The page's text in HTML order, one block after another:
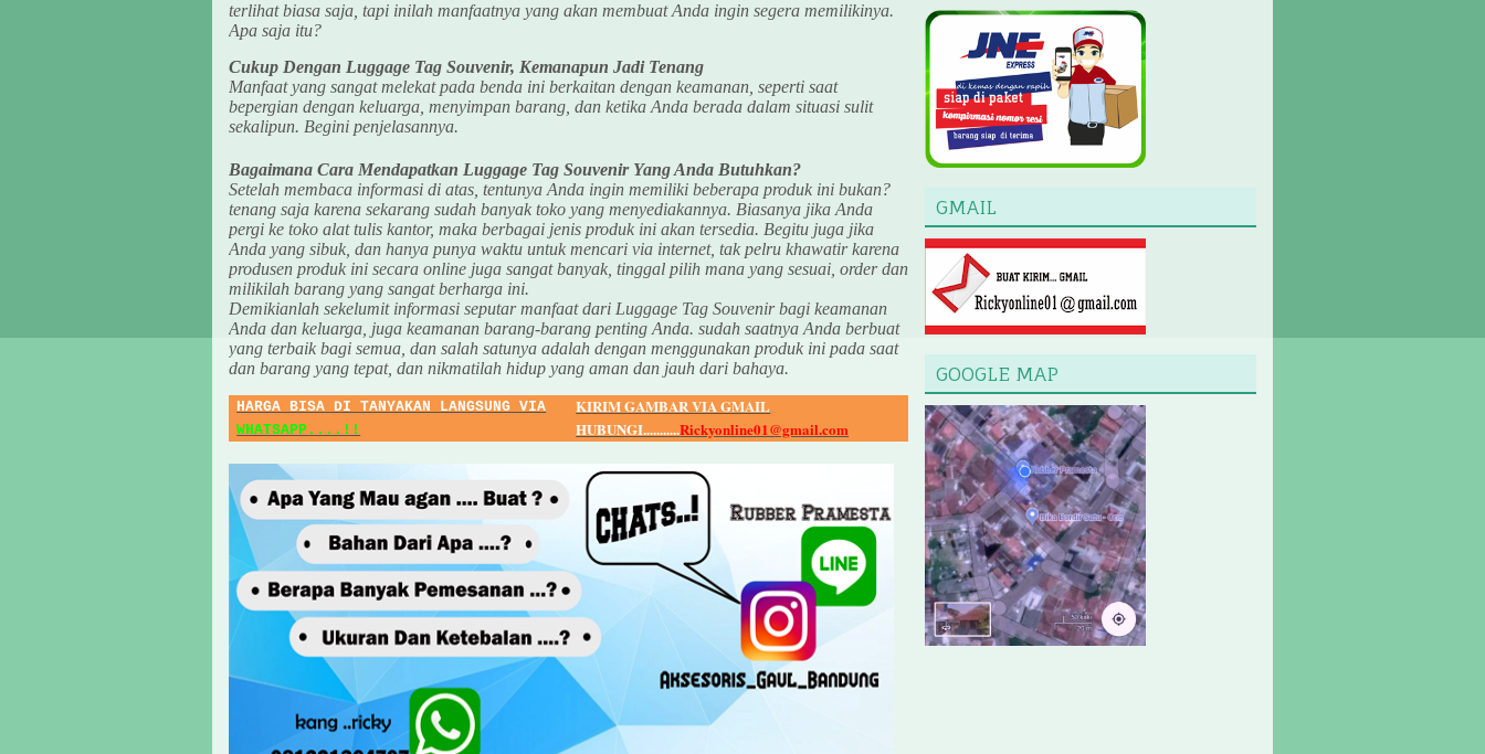
terlihat biasa saja, tapi inilah manfaatnya yang akan membuat Anda ingin segera memilikinya.
Apa saja itu?
Cukup Dengan Luggage Tag Souvenir, Kemanapun Jadi Tenang
Manfaat yang sangat melekat pada benda ini berkaitan dengan keamanan, seperti saat
bepergian dengan keluarga, menyimpan barang, dan ketika Anda berada dalam situasi sulit
sekalipun. Begini penjelasannya.
Bagaimana Cara Mendapatkan Luggage Tag Souvenir Yang Anda Butuhkan?
Setelah membaca informasi di atas, tentunya Anda ingin memiliki beberapa produk ini bukan?
tenang saja karena sekarang sudah banyak toko yang menyediakannya. Biasanya jika Anda
pergi ke toko alat tulis kantor, maka berbagai jenis produk ini akan tersedia. Begitu juga jika
Anda yang sibuk, dan hanya punya waktu untuk mencari via internet, tak pelru khawatir karena
produsen produk ini secara online juga sangat banyak, tinggal pilih mana yang sesuai, order dan
milikilah barang yang sangat berharga ini.
Demikianlah sekelumit informasi seputar manfaat dari Luggage Tag Souvenir bagi keamanan
Anda dan keluarga, juga keamanan barang-barang penting Anda. sudah saatnya Anda berbuat
yang terbaik bagi semua, dan salah satunya adalah dengan menggunakan produk ini pada saat
dan barang yang tepat, dan nikmatilah hidup yang aman dan jauh dari bahaya.
HARGA BISA DI TANYAKAN LANGSUNG VIA
WHATSAPP....!!
KIRIM GAMBAR VIA GMAIL
HUBUNGI...........Rickyonline01@gmail.com
GMAIL
GOOGLE MAP